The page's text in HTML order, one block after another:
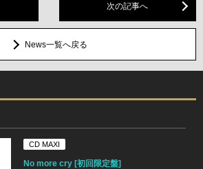
次の記事へ
News一覧へ戻る
CD MAXI
No more cry [初回限定盤]